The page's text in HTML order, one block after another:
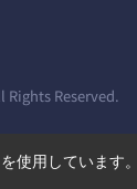
Rights Reserved.
使用しています。